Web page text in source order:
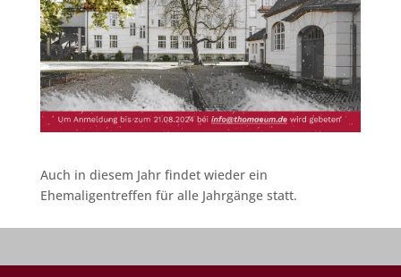
Auch in diesem Jahr findet wieder ein
Ehemaligentreffen für alle Jahrgänge statt.